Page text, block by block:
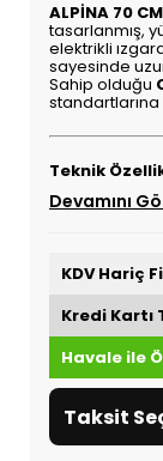
ALPİNA 70
tasarlanmış,
elektrikli
sayesinde
Sahip olduğu
Teknik
Devamını
KDV Hariç
Kredi Kartı
Havale ile
Taksit